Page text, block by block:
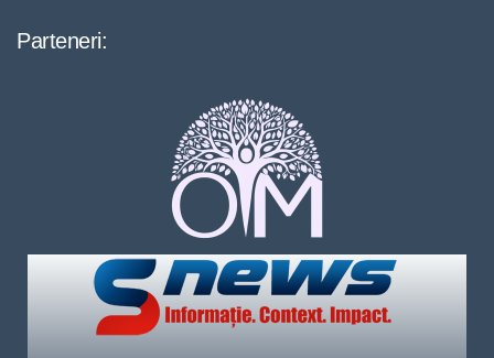
Parteneri: